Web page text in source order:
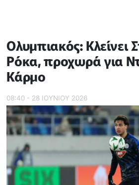
Ολυμπιακός: Κλείνει
Ρόκα, προχωρά για
Κάρμο
08:40 - 28 ΙΟΥΝΙΟΥ 2026